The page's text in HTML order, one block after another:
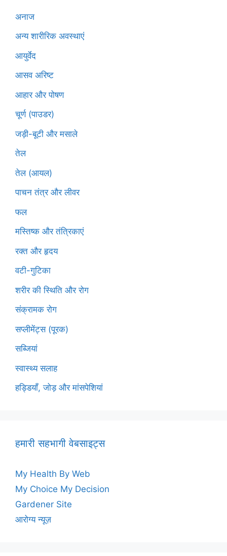
अनाज
अन्य शारीरिक अवस्थाएं
आयुर्वेद
आसव अरिष्ट
आहार और पोषण
चूर्ण (पाउडर)
जड़ी-बूटी और मसाले
तेल
तेल (आयल)
पाचन तंत्र और लीवर
फल
मस्तिष्क और तंत्रिकाएं
रक्त और हृदय
वटी-गुटिका
शरीर की स्थिति और रोग
संक्रामक रोग
सप्लीमेंट्स (पूरक)
सब्जियां
स्वास्थ्य सलाह
हड्डियाँ, जोड़ और मांसपेशियां
हमारी सहभागी वेबसाइट्स
My Health By Web
My Choice My Decision
Gardener Site
आरोग्य न्यूज़